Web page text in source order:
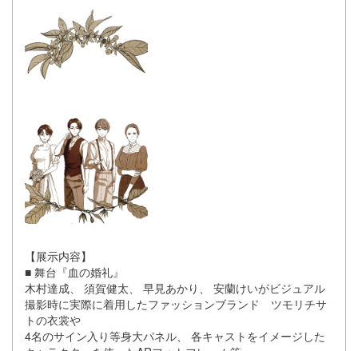
【展示内容】
■ 舞台『血の婚礼』
木村達成、 須賀健太、 早見あかり、 安蘭けいがビジュアル
撮影時に実際に着用したファッションブラン ド ツモリチサ
トの衣裳や
4名のサイン入り等身大パネル、 各キャストをイメージした